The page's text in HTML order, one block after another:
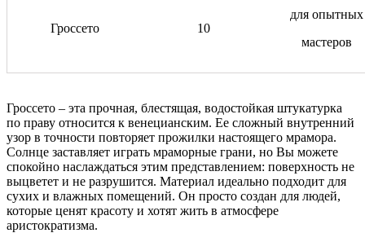
Гроссето 10
для опытных
мастеров
Гроссето – эта прочная, блестящая, водостойкая штукатурка
по праву относится к венецианским. Ее сложный внутренний
узор в точности повторяет прожилки настоящего мрамора.
Солнце заставляет играть мраморные грани, но Вы можете
спокойно наслаждаться этим представлением: поверхность не
выцветет и не разрушится. Материал идеально подходит для
сухих и влажных помещений. Он просто создан для людей,
которые ценят красоту и хотят жить в атмосфере
аристократизма.